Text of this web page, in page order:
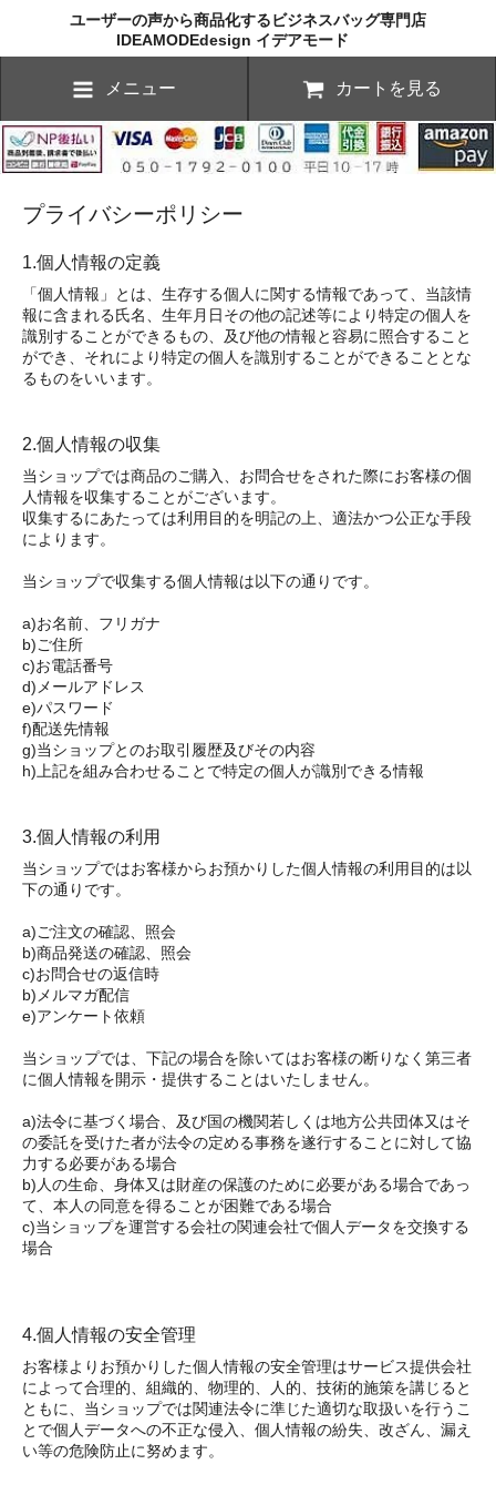
ユーザーの声から商品化するビジネスバッグ専門店
IDEAMODEdesign イデアモード
メニュー カートを見る
プライバシーポリシー
1.個人情報の定義
「個人情報」とは、生存する個人に関する情報であって、当該情
報に含まれる氏名、生年月日その他の記述等により特定の個人を
識別することができるもの、及び他の情報と容易に照合すること
ができ、それにより特定の個人を識別することができることとな
るものをいいます。
2.個人情報の収集
当ショップでは商品のご購入、お問合せをされた際にお客様の個
人情報を収集することがございます。
収集するにあたっては利用目的を明記の上、適法かつ公正な手段
によります。
当ショップで収集する個人情報は以下の通りです。
a)お名前、フリガナ
b)ご住所
c)お電話番号
d)メールアドレス
e)パスワード
f)配送先情報
g)当ショップとのお取引履歴及びその内容
h)上記を組み合わせることで特定の個人が識別できる情報
3.個人情報の利用
当ショップではお客様からお預かりした個人情報の利用目的は以
下の通りです。
a)ご注文の確認、照会
b)商品発送の確認、照会
c)お問合せの返信時
b)メルマガ配信
e)アンケート依頼
当ショップでは、下記の場合を除いてはお客様の断りなく第三者
に個人情報を開示・提供することはいたしません。
a)法令に基づく場合、及び国の機関若しくは地方公共団体又はそ
の委託を受けた者が法令の定める事務を遂行することに対して協
力する必要がある場合
b)人の生命、身体又は財産の保護のために必要がある場合であっ
て、本人の同意を得ることが困難である場合
c)当ショップを運営する会社の関連会社で個人データを交換する
場合
4.個人情報の安全管理
お客様よりお預かりした個人情報の安全管理はサービス提供会社
によって合理的、組織的、物理的、人的、技術的施策を講じると
ともに、当ショップでは関連法令に準じた適切な取扱いを行うこ
とで個人データへの不正な侵入、個人情報の紛失、改ざん、漏え
い等の危険防止に努めます。